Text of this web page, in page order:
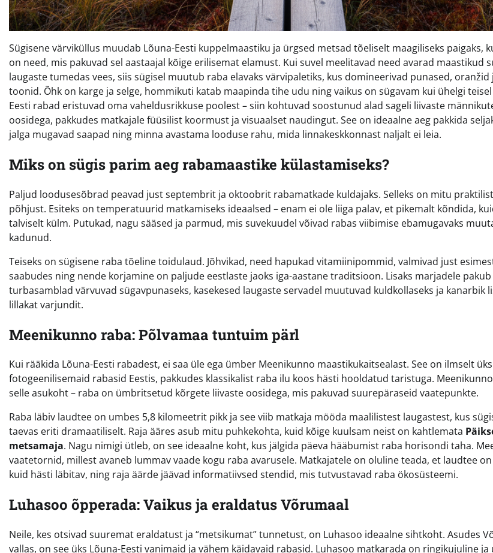
Sügisene värviküllus muudab Lõuna-Eesti kuppelmaastiku ja ürgsed metsad tõeliselt maagiliseks paigaks,
on need, mis pakuvad sel aastaajal kõige erilisemat elamust. Kui suvel meelitavad need avarad maastikud
laugaste tumedas vees, siis sügisel muutub raba elavaks värvipaletiks, kus domineerivad punased, oranžid
toonid. Õhk on karge ja selge, hommikuti katab maapinda tihe udu ning vaikus on sügavam kui ühelgi
Eesti rabad eristuvad oma vaheldusrikkuse poolest – siin kohtuvad soostunud alad sageli liivaste
oosidega, pakkudes matkajale füüsilist koormust ja visuaalset naudingut. See on ideaalne aeg pakkida
jalga mugavad saapad ning minna avastama looduse rahu, mida linnakeskkonnast naljalt ei leia.
Miks on sügis parim aeg rabamaastike külastamiseks?
Paljud loodusesõbrad peavad just septembrit ja oktoobrit rabamatkade kuldajaks. Selleks on mitu
põhjust. Esiteks on temperatuurid matkamiseks ideaalsed – enam ei ole liiga palav, et pikemalt kõndida,
talviselt külm. Putukad, nagu sääsed ja parmud, mis suvekuudel võivad rabas viibimise ebamugavaks
kadunud.
Teiseks on sügisene raba tõeline toidulaud. Jõhvikad, need hapukad vitamiinipommid, valmivad just
saabudes ning nende korjamine on paljude eestlaste jaoks iga-aastane traditsioon. Lisaks marjadele
turbasamblad värvuvad sügavpunaseks, kasekesed laugaste servadel muutuvad kuldkollaseks ja kanarbik
lillakat varjundit.
Meenikunno raba: Põlvamaa tuntuim pärl
Kui rääkida Lõuna-Eesti rabadest, ei saa üle ega ümber Meenikunno maastikukaitsealast. See on ilmselt üks
fotogeenilisemaid rabasid Eestis, pakkudes klassikalist raba ilu koos hästi hooldatud taristuga.
selle asukoht – raba on ümbritsetud kõrgete liivaste oosidega, mis pakuvad suurepäraseid vaatepunkte.
Raba läbiv laudtee on umbes 5,8 kilomeetrit pikk ja see viib matkaja mööda maalilistest laugastest, kus
taevas eriti dramaatiliselt. Raja ääres asub mitu puhkekohta, kuid kõige kuulsam neist on kahtlemata
metsamaja. Nagu nimigi ütleb, on see ideaalne koht, kus jälgida päeva hääbumist raba horisondi taha.
vaatetornid, millest avaneb lummav vaade kogu raba avarusele. Matkajatele on oluline teada, et laudtee
kuid hästi läbitav, ning raja äärde jäävad informatiivsed stendid, mis tutvustavad raba ökosüsteemi.
Luhasoo õpperada: Vaikus ja eraldatus Võrumaal
Neile, kes otsivad suuremat eraldatust ja “metsikumat” tunnetust, on Luhasoo ideaalne sihtkoht. Asudes
vallas, on see üks Lõuna-Eesti vanimaid ja vähem käidavaid rabasid. Luhasoo matkarada on ringikujuline ja